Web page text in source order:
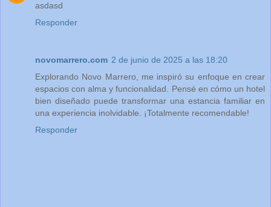
asdasd
Responder
novomarrero.com 2 de junio de 2025 a las 18:20
Explorando Novo Marrero, me inspiró su enfoque en crear
espacios con alma y funcionalidad. Pensé en cómo un hotel
bien diseñado puede transformar una estancia familiar en
una experiencia inolvidable. ¡Totalmente recomendable!
Responder